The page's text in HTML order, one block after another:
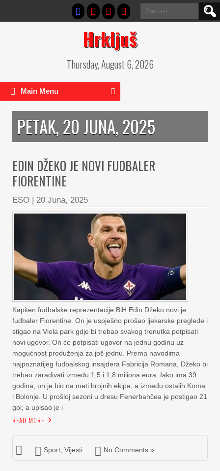
Pretraga:
Hrkljuš
Thursday, August 6, 2026
Main Menu
PETAK, 20 JUNA, 2025
EDIN DŽEKO JE NOVI FUDBALER
FIORENTINE
ESO | 20 Juna, 2025
Kapiten fudbalske reprezentacije BiH Edin Džeko novi je
fudbaler Fiorentine. On je uspješno prošao ljekarske preglede i
stigao na Viola park gdje bi trebao svakog trenutka potpisati
novi ugovor. On će potpisati ugovor na jednu godinu uz
mogućnost produženja za još jednu. Prema navodima
najpoznatijeg fudbalskog insajdera Fabricija Romana, Džeko bi
trebao zarađivati između 1,5 i 1,8 miliona eura. Iako ima 39
godina, on je bio na meti brojnih ekipa, a između ostalih Koma
i Bolonje. U prošloj sezoni u dresu Fenerbahčea je postigao 21
gol, a upisao je i
READ MORE
Sport Vijesti No Comments »